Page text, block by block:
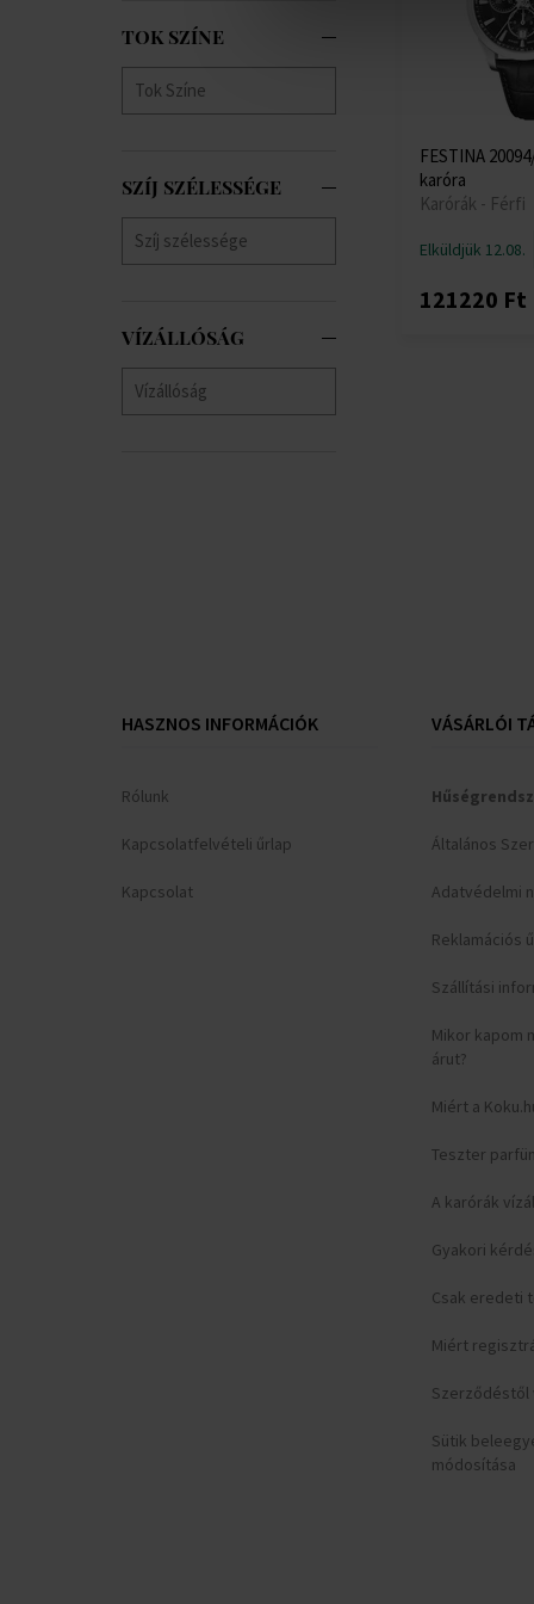
TOK SZÍNE
SZÍJ SZÉLESSÉGE
VÍZÁLLÓSÁG
FESTINA
karóra
Karórák - Férfi
Elküldjük 12.08.
121220 Ft
HASZNOS INFORMÁCIÓK
Rólunk
Kapcsolatfelvételi űrlap
Kapcsolat
VÁSÁRLÓI
Általános
Adatvédelmi
Reklamációs
Szállítási
Mikor kapom
árut?
Miért a
Teszter
A karórák
Gyakori
Csak eredeti
Miért
Szerződéstől
Sütik
módosítása